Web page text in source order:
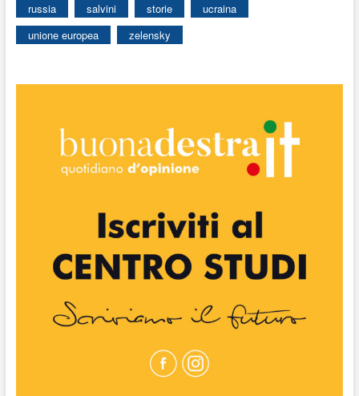
russia
salvini storie
ucraina
unione europea
zelensky